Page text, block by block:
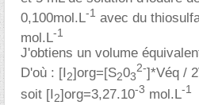
0,100mol.L-1 avec du
mol.L-1
J'obtiens un volume
D'où : [I2]org=[S203
2-]*Véq /
soit [I2]org=3,27.10-3 mol.L-1